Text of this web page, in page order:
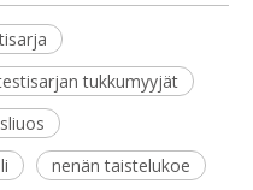
tukkumyyjät
nenän taistelukoe